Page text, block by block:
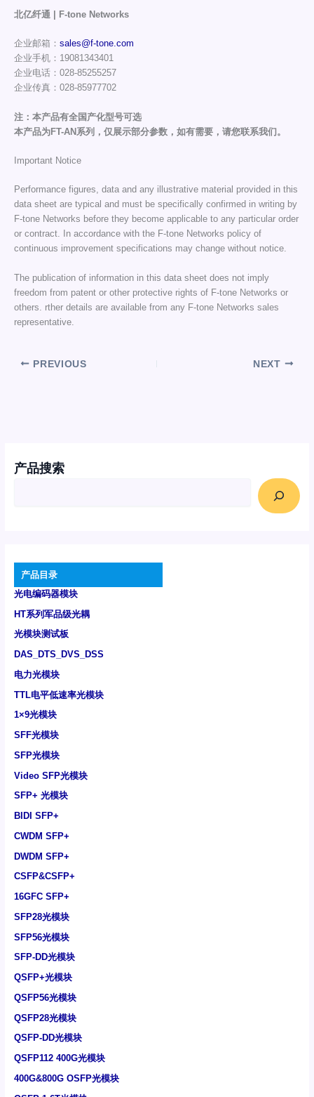
产品搜索
产品目录
光电编码器模块
HT系列军品级光耦
光模块测试板
DAS_DTS_DVS_DSS
电力光模块
TTL电平低速率光模块
1×9光模块
SFF光模块
SFP光模块
Video SFP光模块
SFP+ 光模块
BIDI SFP+
CWDM SFP+
DWDM SFP+
CSFP&CSFP+
16GFC SFP+
SFP28光模块
SFP56光模块
SFP-DD光模块
QSFP+光模块
QSFP56光模块
QSFP28光模块
QSFP-DD光模块
QSFP112 400G光模块
400G&800G OSFP光模块
北亿纤通 | F-tone Networks
企业邮箱： sales@f-tone.com
企业手机：19081343401
企业电话：028-85255257
企业传真：028-85977702
注：本产品有全国产化型号可选
本产品为FT-AN系列，仅展示部分参数，如有需要，请您联系我们。
Important Notice
Performance figures, data and any illustrative material provided in this
data sheet are typical and must be specifically confirmed in writing by
F-tone Networks before they become applicable to any particular order
or contract. In accordance with the F-tone Networks policy of
continuous improvement specifications may change without notice.
The publication of information in this data sheet does not imply
freedom from patent or other protective rights of F-tone Networks or
others. rther details are available from any F-tone Networks sales
representative.
PREVIOUS NEXT